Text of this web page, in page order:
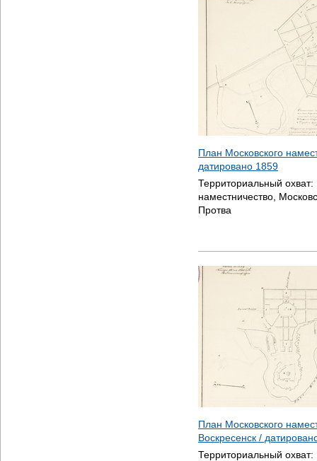
План Московского
датировано 1859
Территориальный охват:
наместничество,
Протва
План Московского
Воскресенск /
Территориальный охват: